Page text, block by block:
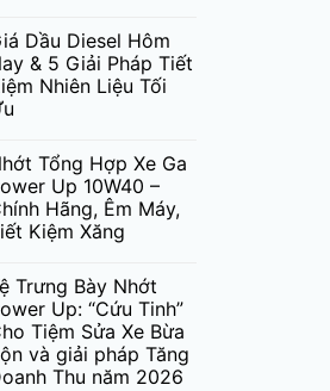
Dầu Diesel Hôm
& 5 Giải Pháp Tiết
Nhiên Liệu Tối
Tổng Hợp Xe Ga
Up 10W40 –
Hãng, Êm Máy,
Kiệm Xăng
Trưng Bày Nhớt
Up: “Cứu Tinh”
Tiệm Sửa Xe Bừa
và giải pháp Tăng
Thu năm 2026